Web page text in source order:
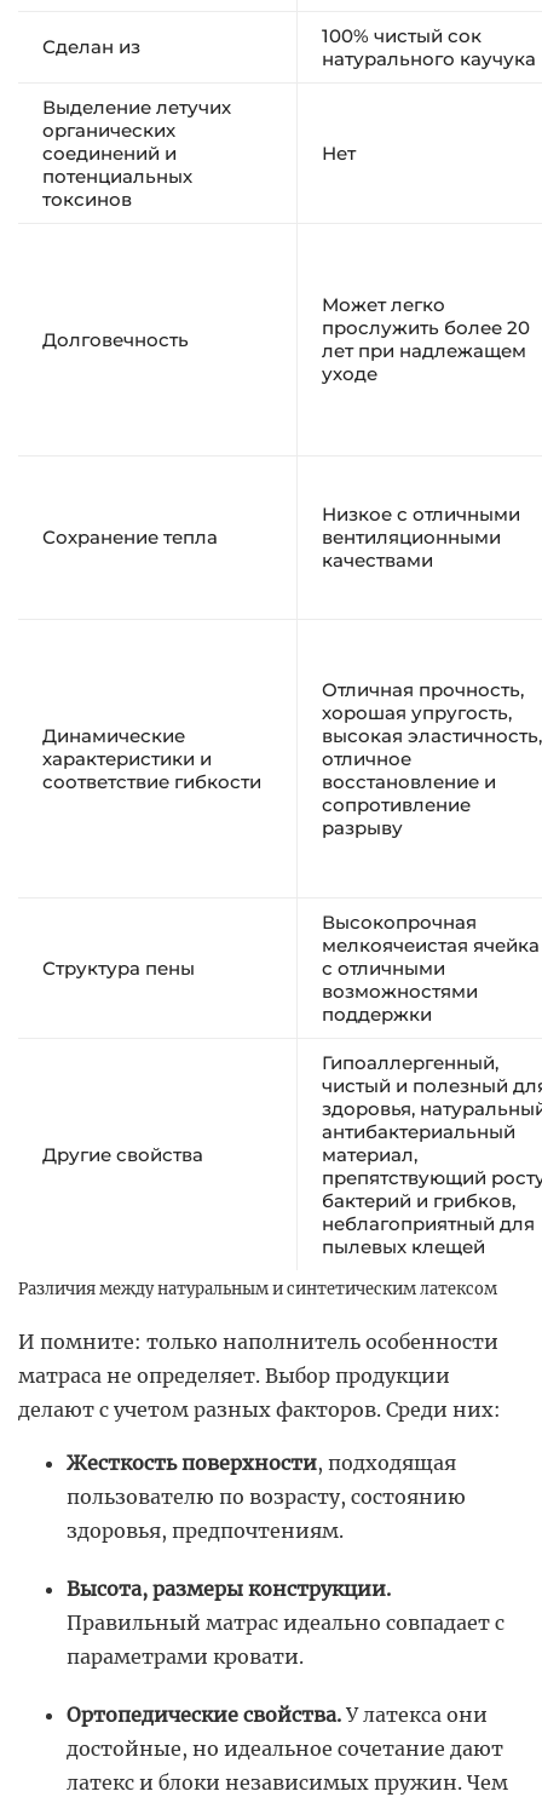
Сделан из
100% чистый сок
натурального каучука
Выделение летучих
органических
соединений и
потенциальных
токсинов
Нет
Долговечность
Может легко
прослужить более 20
лет при надлежащем
уходе
Сохранение тепла
Низкое с отличными
вентиляционными
качествами
Динамические
характеристики и
соответствие гибкости
Отличная прочность,
хорошая упругость,
высокая эластичность,
отличное
восстановление и
сопротивление
разрыву
Структура пены
Высокопрочная
мелкоячеистая ячейка
с отличными
возможностями
поддержки
Другие свойства
Гипоаллергенный,
чистый и полезный
здоровья,
антибактериальный
материал,
препятствующий
бактерий и грибков,
неблагоприятный для
пылевых клещей
Различия между натуральным и синтетическим латексом
И помните: только наполнитель особенности
матраса не определяет. Выбор продукции
делают с учетом разных факторов. Среди них:
Жесткость поверхности, подходящая
пользователю по возрасту, состоянию
здоровья, предпочтениям.
Высота, размеры конструкции.
Правильный матрас идеально совпадает с
параметрами кровати.
Ортопедические свойства. У латекса они
достойные, но идеальное сочетание дают
латекс и блоки независимых пружин. Чем